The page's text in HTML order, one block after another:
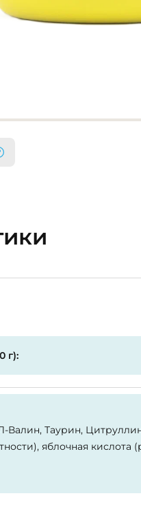
г):
Таурин,
яблочная кислота
аскорбиновая